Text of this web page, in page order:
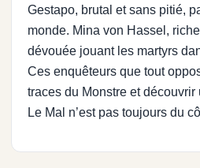
Gestapo, brutal et sans pitié,
monde. Mina von Hassel,
dévouée jouant les martyrs
Ces enquêteurs que tout
traces du Monstre et
Le Mal n’est pas toujours du